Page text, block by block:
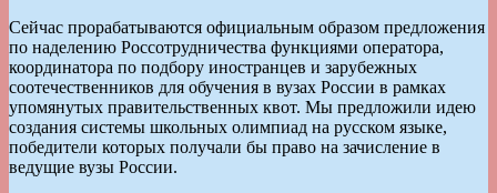
Сейчас прорабатываются официальным образом предложения
по наделению Россотрудничества функциями оператора,
координатора по подбору иностранцев и зарубежных
соотечественников для обучения в вузах России в рамках
упомянутых правительственных квот. Мы предложили идею
создания системы школьных олимпиад на русском языке,
победители которых получали бы право на зачисление в
ведущие вузы России.